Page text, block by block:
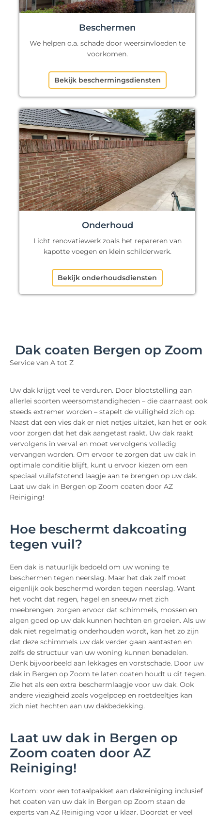
Beschermen
We helpen o.a. schade door weersinvloeden te
voorkomen.
Bekijk beschermingsdiensten
Onderhoud
Licht renovatiewerk zoals het repareren van
kapotte voegen en klein schilderwerk.
Bekijk onderhoudsdiensten
Dak coaten Bergen op Zoom
Service van A tot Z
Uw dak krijgt veel te verduren. Door blootstelling aan
allerlei soorten weersomstandigheden – die daarnaast ook
steeds extremer worden – stapelt de vuiligheid zich op.
Naast dat een vies dak er niet netjes uitziet, kan het er ook
voor zorgen dat het dak aangetast raakt. Uw dak raakt
vervolgens in verval en moet vervolgens volledig
vervangen worden. Om ervoor te zorgen dat uw dak in
optimale conditie blijft, kunt u ervoor kiezen om een
speciaal vuilafstotend laagje aan te brengen op uw dak.
Laat uw dak in Bergen op Zoom coaten door AZ
Reiniging!
Hoe beschermt dakcoating
tegen vuil?
Een dak is natuurlijk bedoeld om uw woning te
beschermen tegen neerslag. Maar het dak zelf moet
eigenlijk ook beschermd worden tegen neerslag. Want
het vocht dat regen, hagel en sneeuw met zich
meebrengen, zorgen ervoor dat schimmels, mossen en
algen goed op uw dak kunnen hechten en groeien. Als uw
dak niet regelmatig onderhouden wordt, kan het zo zijn
dat deze schimmels uw dak verder gaan aantasten en
zelfs de structuur van uw woning kunnen benadelen.
Denk bijvoorbeeld aan lekkages en vorstschade. Door uw
dak in Bergen op Zoom te laten coaten houdt u dit tegen.
Zie het als een extra beschermlaagje voor uw dak. Ook
andere viezigheid zoals vogelpoep en roetdeeltjes kan
zich niet hechten aan uw dakbedekking.
Laat uw dak in Bergen op
Zoom coaten door AZ
Reiniging!
Kortom: voor een totaalpakket aan dakreiniging inclusief
het coaten van uw dak in Bergen op Zoom staan de
experts van AZ Reiniging voor u klaar. Doordat er veel